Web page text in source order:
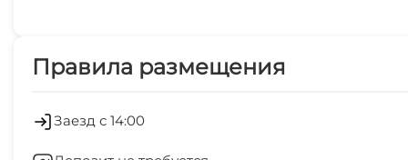
Обслуживание номеров
Холодильник
Правила размещения
Заезд с 14:00